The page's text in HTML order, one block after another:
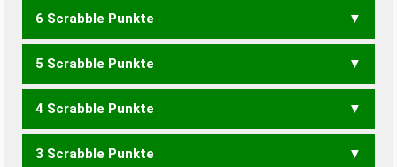
BARG BERG GABE GERB
6 Scrabble Punkte
AGB BEG GAB GEB ABER
5 Scrabble Punkte
BAR ERB ARGE GARE
4 Scrabble Punkte
ARG ERG GER RAG REG
3 Scrabble Punkte